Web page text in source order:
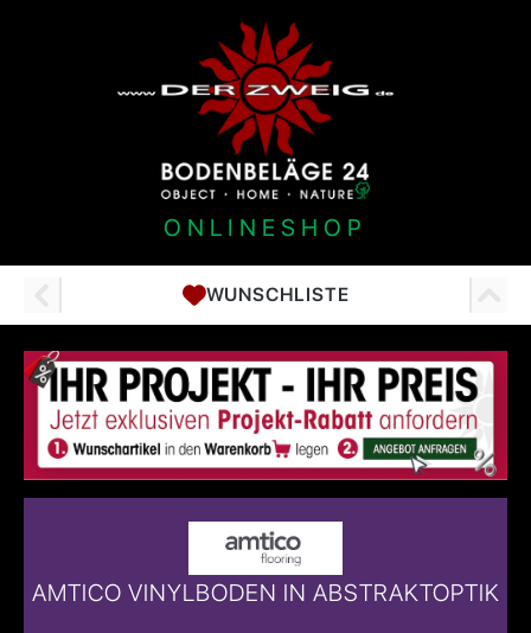
ONLINESHOP
WUNSCHLISTE
AMTICO VINYLBODEN IN ABSTRAKTOPTIK